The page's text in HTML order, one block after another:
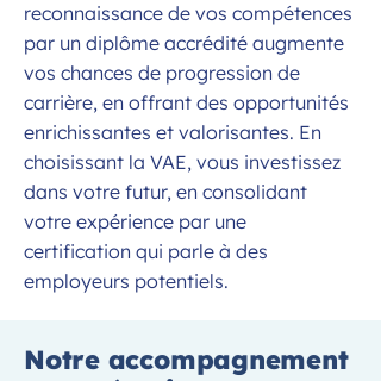
reconnaissance de vos compétences
par un diplôme accrédité augmente
vos chances de progression de
carrière, en offrant des opportunités
enrichissantes et valorisantes. En
choisissant la VAE, vous investissez
dans votre futur, en consolidant
votre expérience par une
certification qui parle à des
employeurs potentiels.
Notre accompagnement